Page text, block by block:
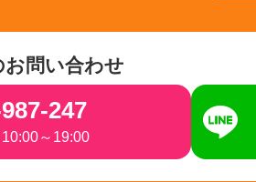
問い合わせ
247
～19:00